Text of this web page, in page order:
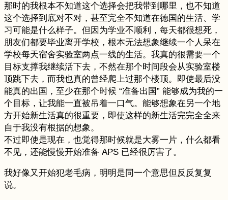
那时的我根本不知道这个选择会把我带到哪里，也不知道
这个选择到底对不对，甚至完全不知道在德国的生活、学
习可能是什么样子。但因为学业不顺利，每天都很想死，
朋友们都要毕业离开学校，根本无法想象继续一个人呆在
学校每天宿舍实验室两点一线的生活。我真的很需要一个
目标支撑我继续活下去，不然在那个时间段会从实验室楼
顶跳下去，而我也真的曾经爬上过那个楼顶。即使最后没
能真的出国，至少在那个时候 “准备出国” 能够成为我的一
个目标，让我能一直被吊着一口气。能够想象在另一个地
方开始新生活真的很重要，即使这样的新生活完完全全来
自于我没有根据的想象。
不过即使是现在，也觉得那时候就是大雾一片，什么都看
不见，还能慢慢开始准备 APS 已经很厉害了。
我好像又开始犯老毛病，明明是同一个意思但反反复复
说。